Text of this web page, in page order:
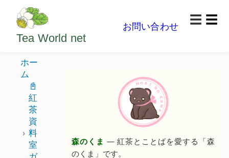
ようこそいらっしゃいました。どうぞごゆっくり楽
Tea World net
お問い合わせ
☰
ホー
ム
📓
紅
茶
資
料
室
森のくま — 紅茶とことばを愛する「森
のくま」です。